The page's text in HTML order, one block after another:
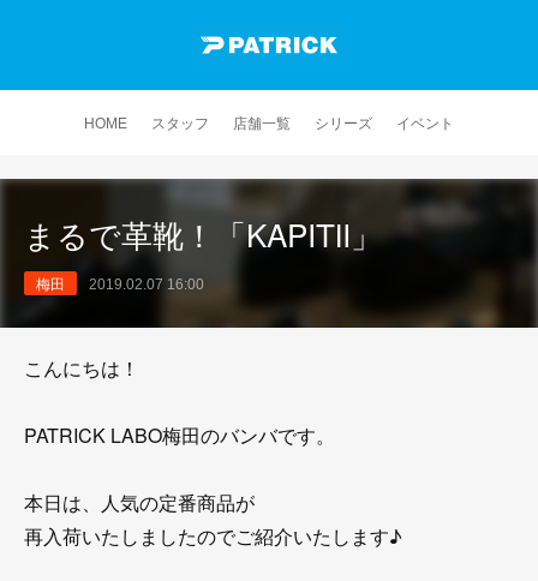
HOME スタッフ 店舗一覧 シリーズ イベント
まるで革靴！「KAPITⅡ」
梅田 2019.02.07 16:00
こんにちは！
PATRICK LABO梅田のバンバです。
本日は、人気の定番商品が
再入荷いたしましたのでご紹介いたします♪